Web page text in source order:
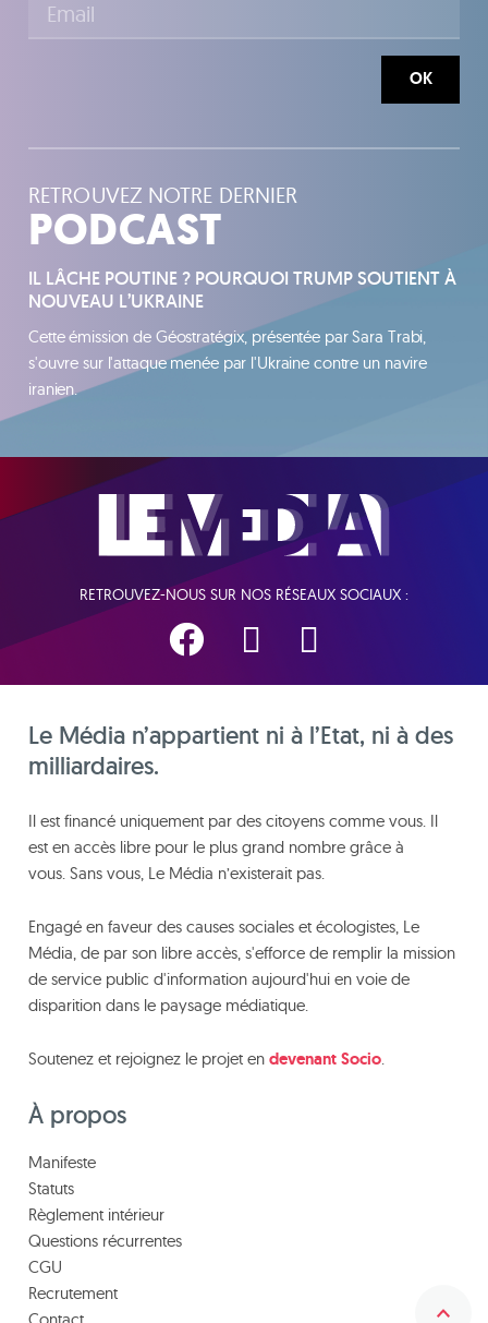
OK
RETROUVEZ NOTRE DERNIER
PODCAST
IL LÂCHE POUTINE ? POURQUOI TRUMP SOUTIENT À
NOUVEAU L’UKRAINE
Cette émission de Géostratégix, présentée par Sara Trabi,
s'ouvre sur l'attaque menée par l'Ukraine contre un navire
iranien.
RETROUVEZ-NOUS SUR NOS RÉSEAUX SOCIAUX :
Le Média n’appartient ni à l’Etat, ni à des
milliardaires.
Il est financé uniquement par des citoyens comme vous. Il
est en accès libre pour le plus grand nombre grâce à
vous. Sans vous, Le Média n’existerait pas.
Engagé en faveur des causes sociales et écologistes, Le
Média, de par son libre accès, s'efforce de remplir la mission
de service public d'information aujourd'hui en voie de
disparition dans le paysage médiatique.
Soutenez et rejoignez le projet en devenant Socio.
À propos
Manifeste
Statuts
Règlement intérieur
Questions récurrentes
CGU
Recrutement